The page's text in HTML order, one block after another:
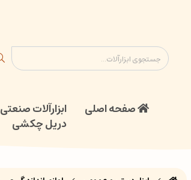
صفحه اصلی ابزارآلات صنعتی
دریل چکشی